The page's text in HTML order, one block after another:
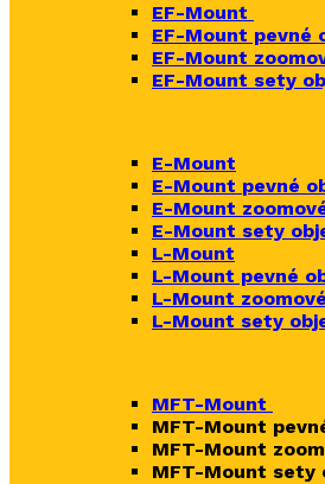
EF-Mount
EF-Mount pevné
EF-Mount
EF-Mount sety
E-Mount
E-Mount pevné
E-Mount
E-Mount sety
L-Mount
L-Mount pevné
L-Mount
L-Mount sety
MFT-Mount
MFT-Mount
MFT-Mount
MFT-Mount sety